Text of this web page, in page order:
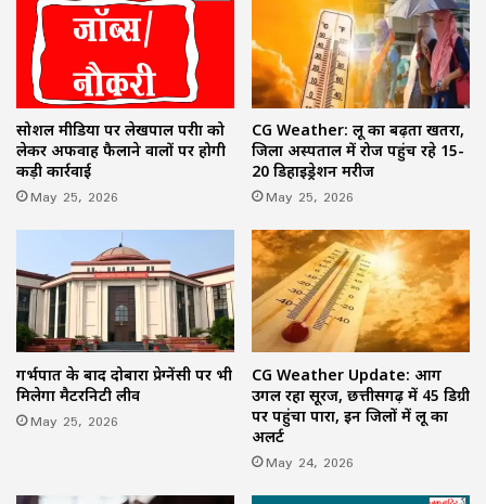
सोशल मीडिया पर लेखपाल परीक्षा को
लेकर अफवाह फैलाने वालों पर होगी
कड़ी कार्रवाई
May 25, 2026
CG Weather: लू का बढ़ता खतरा,
जिला अस्पताल में रोज पहुंच रहे 15-
20 डिहाइड्रेशन मरीज
May 25, 2026
गर्भपात के बाद दोबारा प्रेग्नेंसी पर भी
मिलेगा मैटरनिटी लीव
May 25, 2026
CG Weather Update: आग
उगल रहा सूरज, छत्तीसगढ़ में 45 डिग्री
पर पहुंचा पारा, इन जिलों में लू का
अलर्ट
May 24, 2026